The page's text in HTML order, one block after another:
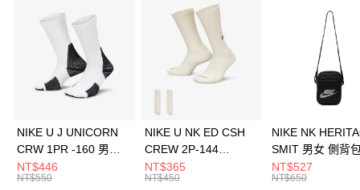
3 期 0 利率 每期 21家銀行
合作金庫商業銀行
第一商業銀行
華南商業銀行
彰化商業銀行
上海商業儲蓄銀行
元大商業銀行
Apple Pay
全盈+PAY
AFTEE先享後付
NIKE U J UNICORN
CRW 1PR -160 男女
中統襪 FZ3393100
NT$446
NT$550
NIKE U NK ED CSH
CREW 2P-144
EMBRDY 男女 短統襪
FZ3073133
NT$365
NT$450
NIKE NK
SMIT 男女 側背
BA5871010
NT$527
NT$650